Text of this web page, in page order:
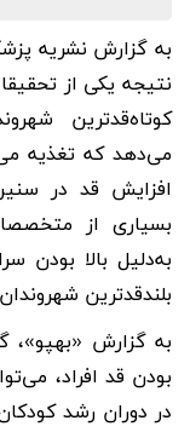
به گزارش نشریه
نتیجه یکی از
کوتاه‌قدترین
می‌دهد که تغذیه
افزایش قد در
بسیاری از
به‌دلیل بالا بودن
بلندقدترین
به گزارش «بهپو»،
بودن قد افراد،
در دوران رشد